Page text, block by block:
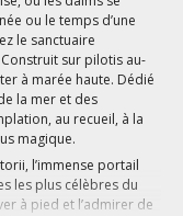
ou le temps d’une
le sanctuaire
sur pilotis au-
à marée haute. Dédié
la mer et des
au recueil, à la
magique.
l’immense portail
les plus célèbres du
à pied et l’admirer de